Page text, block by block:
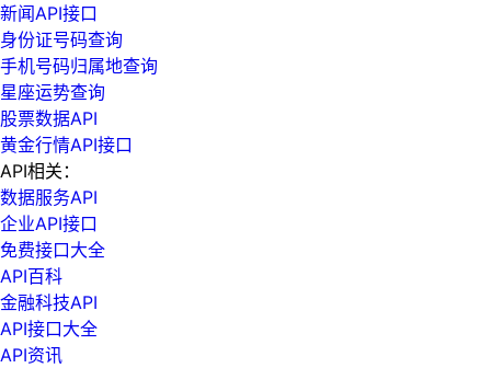
新闻API接口
身份证号码查询
手机号码归属地查询
星座运势查询
股票数据API
黄金行情API接口
API相关：
数据服务API
企业API接口
免费接口大全
API百科
金融科技API
API接口大全
API资讯